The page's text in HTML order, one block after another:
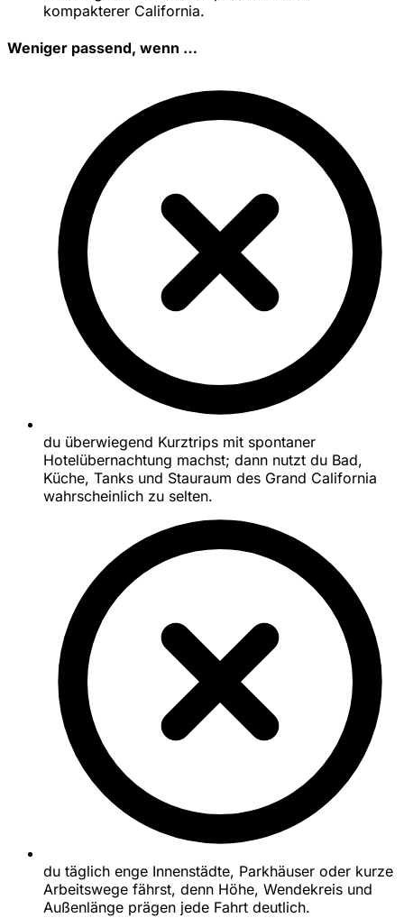
kompakterer California.
Weniger passend, wenn …
du überwiegend Kurztrips mit spontaner
Hotelübernachtung machst; dann nutzt du Bad,
Küche, Tanks und Stauraum des Grand California
wahrscheinlich zu selten.
du täglich enge Innenstädte, Parkhäuser oder kurze
Arbeitswege fährst, denn Höhe, Wendekreis und
Außenlänge prägen jede Fahrt deutlich.